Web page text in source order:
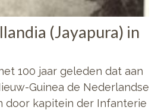
(Jayapura) in
100 jaar geleden dat aan
Guinea de Nederlandse
door kapitein der Infanterie